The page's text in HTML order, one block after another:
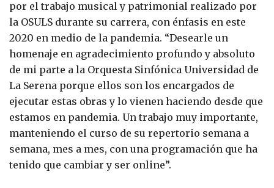
por el trabajo musical y patrimonial realizado por
la OSULS durante su carrera, con énfasis en este
2020 en medio de la pandemia. “Desearle un
homenaje en agradecimiento profundo y absoluto
de mi parte a la Orquesta Sinfónica Universidad de
La Serena porque ellos son los encargados de
ejecutar estas obras y lo vienen haciendo desde que
estamos en pandemia. Un trabajo muy importante,
manteniendo el curso de su repertorio semana a
semana, mes a mes, con una programación que ha
tenido que cambiar y ser online”.